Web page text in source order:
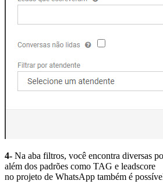
4- Na aba filtros, você encontra diversas
além dos padrões como TAG e leadscore
no projeto de WhatsApp também é